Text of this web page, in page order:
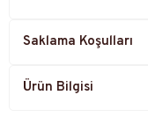
Saklama Koşulları
Ürün Bilgisi